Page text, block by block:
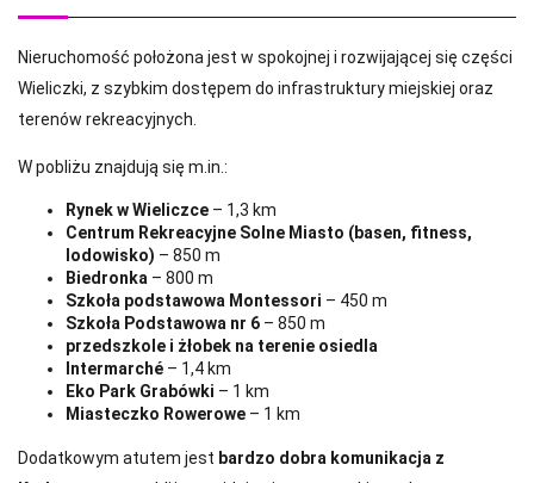
Nieruchomość położona jest w spokojnej i rozwijającej się części
Wieliczki, z szybkim dostępem do infrastruktury miejskiej oraz
terenów rekreacyjnych.
W pobliżu znajdują się m.in.:
Rynek w Wieliczce – 1,3 km
Centrum Rekreacyjne Solne Miasto (basen, fitness,
lodowisko) – 850 m
Biedronka – 800 m
Szkoła podstawowa Montessori – 450 m
Szkoła Podstawowa nr 6 – 850 m
przedszkole i żłobek na terenie osiedla
Intermarché – 1,4 km
Eko Park Grabówki – 1 km
Miasteczko Rowerowe – 1 km
Dodatkowym atutem jest bardzo dobra komunikacja z